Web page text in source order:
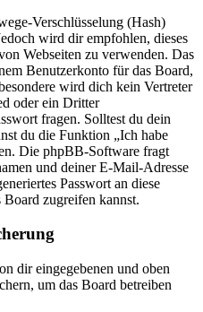
Verschlüsselung (Hash)
wird dir empfohlen, dieses
Webseiten zu verwenden. Das
Benutzerkonto für das Board,
wird dich kein Vertreter
oder ein Dritter
fragen. Solltest du dein
du die Funktion „Ich habe
Die phpBB-Software fragt
und deiner E-Mail-Adresse
Passwort an diese
Board zugreifen kannst.
dir eingegebenen und oben
um das Board betreiben